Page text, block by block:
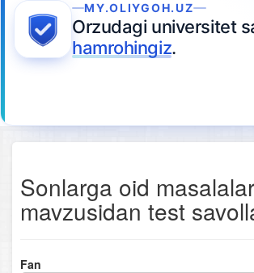
MY.OLIYGOH.UZ
Orzudagi universitet
hamrohingiz.
Sonlarga oid masalalar
mavzusidan test
Fan